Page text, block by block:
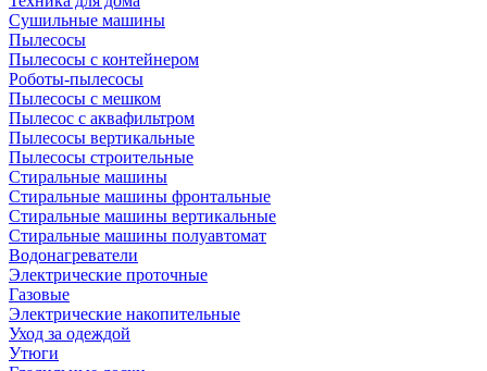
Сушильные машины
Пылесосы
Пылесосы с контейнером
Роботы-пылесосы
Пылесосы с мешком
Пылесос с аквафильтром
Пылесосы вертикальные
Пылесосы строительные
Стиральные машины
Стиральные машины фронтальные
Стиральные машины вертикальные
Стиральные машины полуавтомат
Водонагреватели
Электрические проточные
Газовые
Электрические накопительные
Уход за одеждой
Утюги